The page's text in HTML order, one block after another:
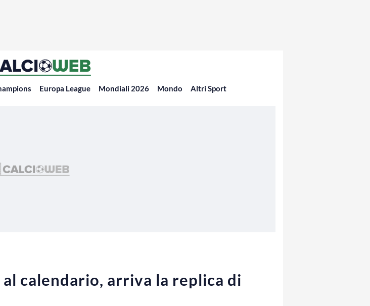
Europa League Mondiali 2026 Mondo Altri Sport
calendario, arriva la replica di